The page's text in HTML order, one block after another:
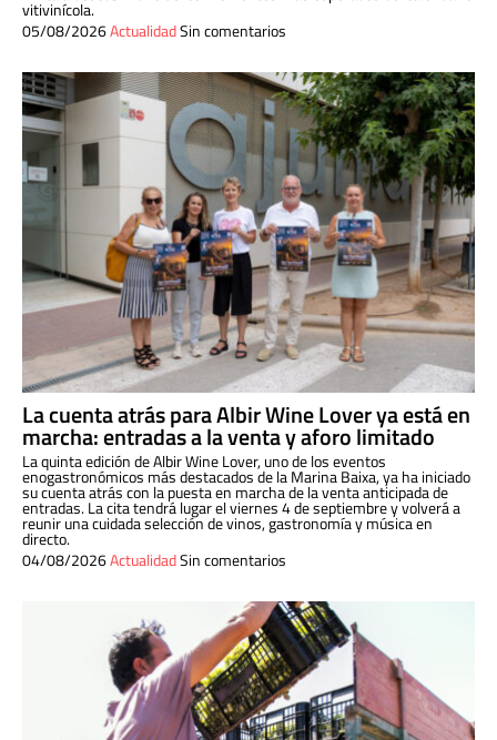
vitivinícola.
05/08/2026ActualidadSin comentarios
La cuenta atrás para Albir Wine Lover ya está en
marcha: entradas a la venta y aforo limitado
La quinta edición de Albir Wine Lover, uno de los eventos
enogastronómicos más destacados de la Marina Baixa, ya ha iniciado
su cuenta atrás con la puesta en marcha de la venta anticipada de
entradas. La cita tendrá lugar el viernes 4 de septiembre y volverá a
reunir una cuidada selección de vinos, gastronomía y música en
directo.
04/08/2026ActualidadSin comentarios